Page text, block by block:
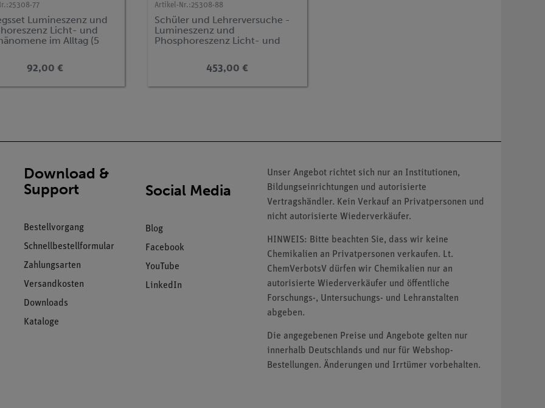
25308-77
Lumineszenz und
Licht- und
im Alltag (5
92,00 €
Artikel-Nr.:25308-88
Schüler und Lehrerversuche -
Lumineszenz und
Phosphoreszenz Licht- und
453,00 €
Download &
Support
Bestellvorgang
Schnellbestellformular
Zahlungsarten
Versandkosten
Downloads
Kataloge
Social Media
Blog
Facebook
YouTube
LinkedIn
Unser Angebot richtet sich nur an Institutionen,
Bildungseinrichtungen und autorisierte
Vertragshändler. Kein Verkauf an Privatpersonen und
nicht autorisierte Wiederverkäufer.
HINWEIS: Bitte beachten Sie, dass wir keine
Chemikalien an Privatpersonen verkaufen. Lt.
ChemVerbotsV dürfen wir Chemikalien nur an
autorisierte Wiederverkäufer und öffentliche
Forschungs-, Untersuchungs- und Lehranstalten
abgeben.
Die angegebenen Preise und Angebote gelten nur
innerhalb Deutschlands und nur für Webshop-
Bestellungen. Änderungen und Irrtümer vorbehalten.